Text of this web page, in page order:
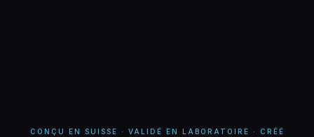
CONÇU EN SUISSE · VALIDÉ EN LABORATOIRE · CRÉÉ